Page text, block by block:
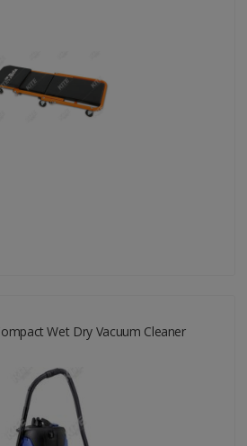
Wet Dry Vacuum Cleaner